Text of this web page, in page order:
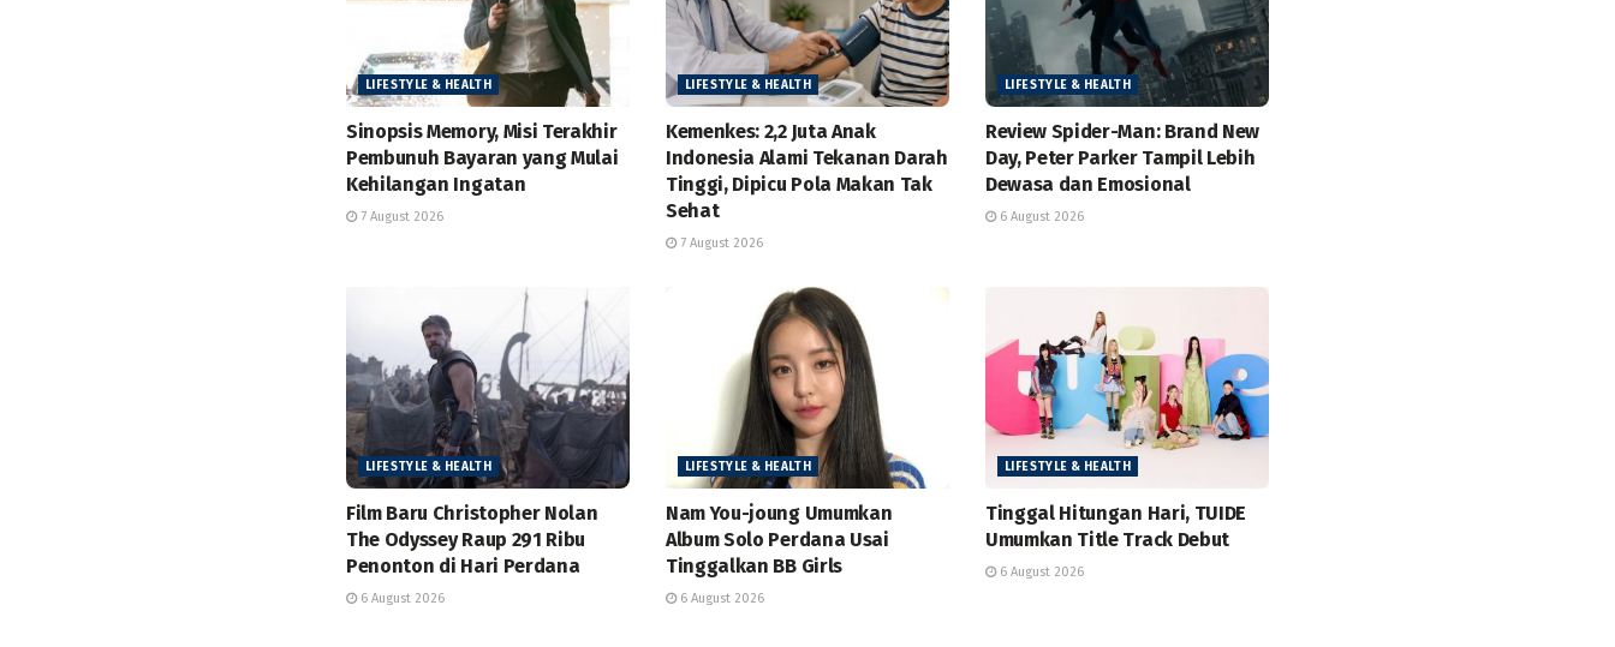
LIFESTYLE & HEALTH
Sinopsis Memory, Misi Terakhir
Pembunuh Bayaran yang Mulai
Kehilangan Ingatan
7 August 2026
LIFESTYLE & HEALTH
Kemenkes: 2,2 Juta Anak
Indonesia Alami Tekanan Darah
Tinggi, Dipicu Pola Makan Tak
Sehat
7 August 2026
LIFESTYLE & HEALTH
Review Spider-Man: Brand New
Day, Peter Parker Tampil Lebih
Dewasa dan Emosional
6 August 2026
LIFESTYLE & HEALTH
Film Baru Christopher Nolan
The Odyssey Raup 291 Ribu
Penonton di Hari Perdana
6 August 2026
LIFESTYLE & HEALTH
Nam You-joung Umumkan
Album Solo Perdana Usai
Tinggalkan BB Girls
6 August 2026
LIFESTYLE & HEALTH
Tinggal Hitungan Hari, TUIDE
Umumkan Title Track Debut
6 August 2026